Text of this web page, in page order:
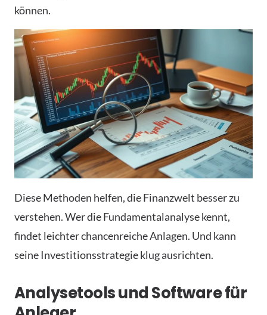
können.
Diese Methoden helfen, die Finanzwelt besser zu
verstehen. Wer die Fundamentalanalyse kennt,
findet leichter chancenreiche Anlagen. Und kann
seine Investitionsstrategie klug ausrichten.
Analysetools und Software für